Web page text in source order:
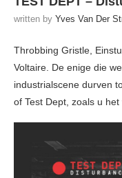
written by Yves Van Der
Throbbing Gristle,
Voltaire. De enige die
industrialscene durven
of Test Dept, zoals u